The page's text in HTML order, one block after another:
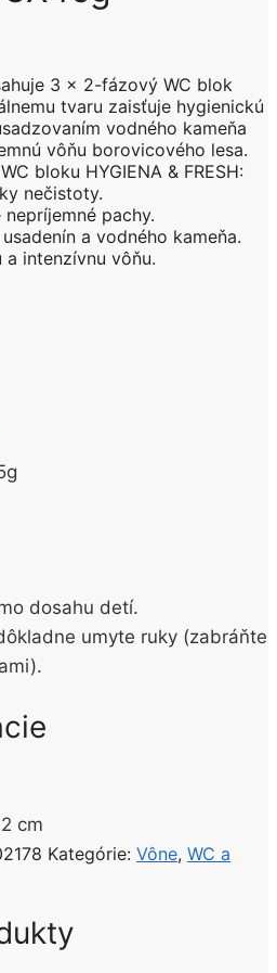
3 x 2-fázový WC blok
tvaru zaisťuje hygienickú
vodného kameňa
vôňu borovicového lesa.
bloku HYGIENA & FRESH:
nečistoty.
pachy.
a vodného kameňa.
intenzívnu vôňu.
dosahu detí.
umyte ruky (zabráňte
cm
Kategórie: Vône, WC a